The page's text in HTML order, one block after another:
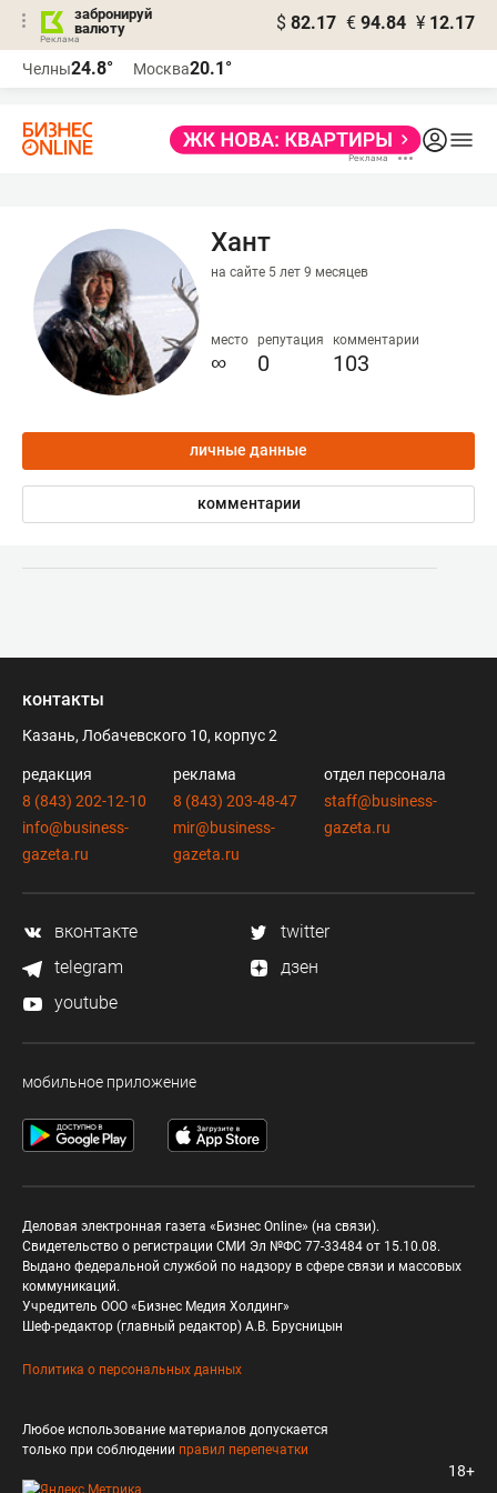
забронируй
валюту
$ 82.17 € 94.84 ¥ 12.17
Челны24.8° Москва20.1°
Хант
на сайте 5 лет 9 месяцев
место
∞
репутация
0
комментарии
103
личные данные
комментарии
контакты
Казань, Лобачевского 10, корпус 2
редакция
8 (843) 202-12-10
info@business-
gazeta.ru
реклама
8 (843) 203-48-47
mir@business-
gazeta.ru
отдел персонала
staff@business-
gazeta.ru
вконтакте
twitter
telegram
дзен
youtube
мобильное приложение
Деловая электронная газета «Бизнес Online» (на связи).
Свидетельство о регистрации СМИ Эл №ФС 77-33484 от 15.10.08.
Выдано федеральной службой по надзору в сфере связи и массовых
коммуникаций.
Учредитель ООО «Бизнес Медия Холдинг»
Шеф-редактор (главный редактор) А.В. Брусницын
Политика о персональных данных
Любое использование материалов допускается
только при соблюдении правил перепечатки
18+